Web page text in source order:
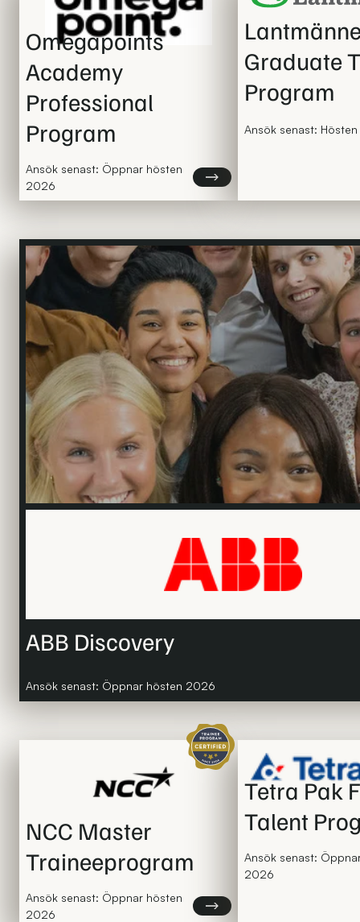
Omegapoints
Academy
Professional
Program
Ansök senast: Öppnar hösten
2026
Läs mer om Omegapoints
ABB Discovery
Ansök senast: Öppnar hösten 2026
Graduate
Program
Ansök senast:
Certifierat traineeprogram
NCC Master
Traineeprogram
Ansök senast: Öppnar hösten
2026
Läs mer om NCC Master
Tetra Pak
Talent
Ansök senast:
2026